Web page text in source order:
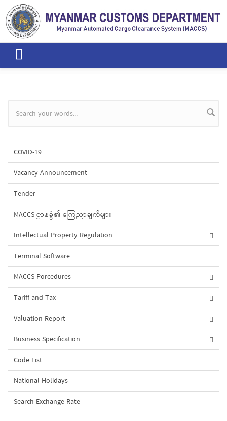
Skip to main content
Search form
COVID-19
Vacancy Announcement
Tender
MACCS ဌာနခွဲ၏ ကြေညာချက်များ
Intellectual Property Regulation
Terminal Software
MACCS Porcedures
Tariff and Tax
Valuation Report
Business Specification
Code List
National Holidays
Search Exchange Rate